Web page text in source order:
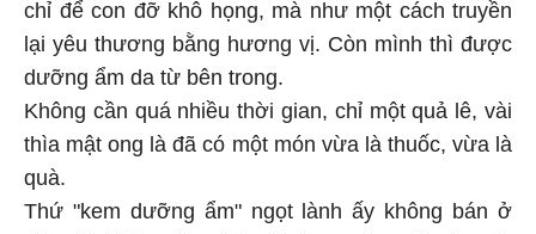
chỉ để con đỡ khô họng, mà như một cách truyền
lại yêu thương bằng hương vị. Còn mình thì được
dưỡng ẩm da từ bên trong.
Không cần quá nhiều thời gian, chỉ một quả lê, vài
thìa mật ong là đã có một món vừa là thuốc, vừa là
quà.
Thứ "kem dưỡng ẩm" ngọt lành ấy không bán ở